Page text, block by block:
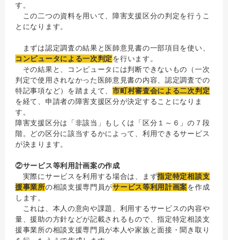
す。
この二つの資料を用いて、障害支援区分の判定を行うこ
とになります。
まずは認定調査の結果と医師意見書の一部項目を使い、
コンピュータによる一次判定を行います。
その結果と、コンピュータには判断できないもの（一次
判定で使用されなかった医師意見書の内容、認定調査での
特記事項など）を踏まえて、市町村審査会による二次判定
を経て、申請者の障害支援区分が決定することになりま
す。
障害支援区分は「非該当」もしくは「区分１～６」の７段
階。どの区分に該当するかによって、利用できるサービス
が決まります。
②サービス等利用計画案の作成
実際にサービスを利用する場合は、まず指定特定相談支
援事業所の相談支援専門員がサービス等利用計画案を作成
します。
これは、本人の意向や課題、利用するサービスの内容や
量、援助の方針などが記載されるもので、指定特定相談支
援事業所の相談支援専門員が本人や家族と面接・聞き取り